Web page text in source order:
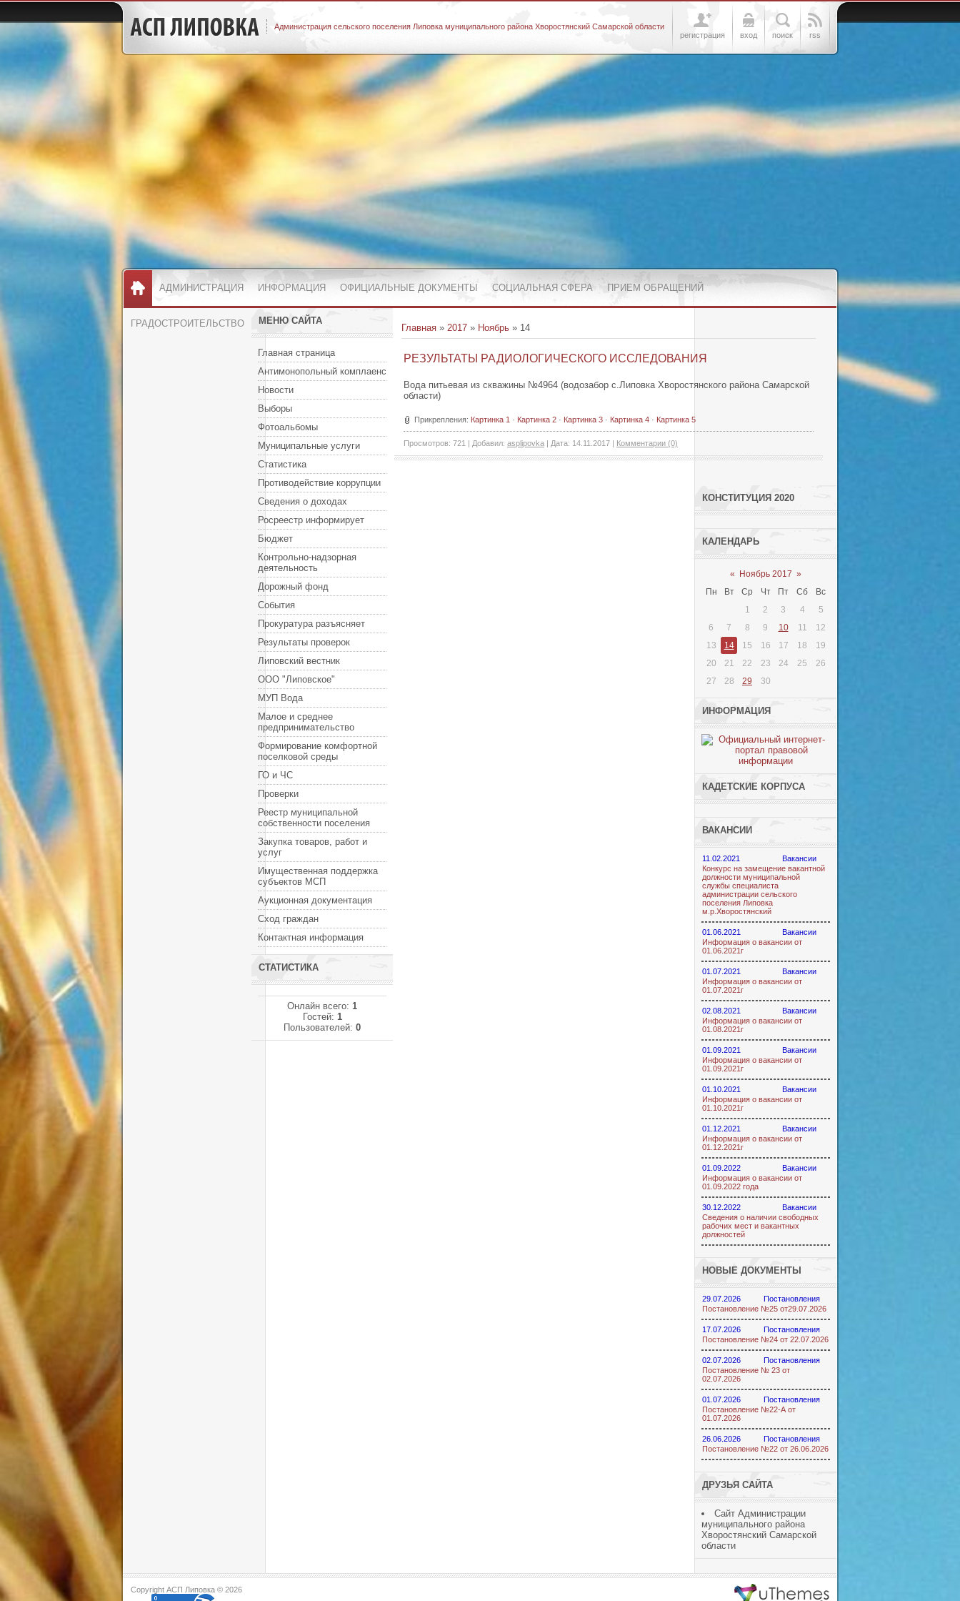
Администрация сельского поселения Липовка муниципального района Хворостянский Самарской области
регистрация
вход поиск rss
АДМИНИСТРАЦИЯ ИНФОРМАЦИЯ ОФИЦИАЛЬНЫЕ ДОКУМЕНТЫ СОЦИАЛЬНАЯ СФЕРА ПРИЕМ ОБРАЩЕНИЙ
ГРАДОСТРОИТЕЛЬСТВО МЕНЮ САЙТА
Главная страница
Антимонопольный комплаенс
Новости
Выборы
Фотоальбомы
Муниципальные услуги
Статистика
Противодействие коррупции
Сведения о доходах
Росреестр информирует
Бюджет
Контрольно-надзорная
деятельность
Дорожный фонд
События
Прокуратура разъясняет
Результаты проверок
Липовский вестник
ООО "Липовское"
МУП Вода
Малое и среднее
предпринимательство
Формирование комфортной
поселковой среды
ГО и ЧС
Проверки
Реестр муниципальной
собственности поселения
Закупка товаров, работ и
услуг
Имущественная поддержка
субъектов МСП
Аукционная документация
Сход граждан
Контактная информация
СТАТИСТИКА
Онлайн всего: 1
Гостей: 1
Пользователей: 0
Главная » 2017 » Ноябрь » 14
РЕЗУЛЬТАТЫ РАДИОЛОГИЧЕСКОГО ИССЛЕДОВАНИЯ
Вода питьевая из скважины №4964 (водозабор с.Липовка Хворостянского района Самарской
области)
Прикрепления: Картинка 1 · Картинка 2 · Картинка 3 · Картинка 4 · Картинка 5
Просмотров: 721 | Добавил: asplipovka | Дата: 14.11.2017 | Комментарии (0)
КОНСТИТУЦИЯ 2020
КАЛЕНДАРЬ
« Ноябрь 2017 »
Пн
Вт Ср Чт Пт Сб
Вс
1
2 3 4
5
6
7 8 9 10 11
12
13
14 15 16 17 18
19
20
21 22 23 24 25
26
27
28 29 30
ИНФОРМАЦИЯ
КАДЕТСКИЕ КОРПУСА
ВАКАНСИИ
11.02.2021
Вакансии
Конкурс на замещение вакантной
должности муниципальной
службы специалиста
администрации сельского
поселения Липовка
м.р.Хворостянский
01.06.2021
Вакансии
Информация о вакансии от
01.06.2021г
01.07.2021
Вакансии
Информация о вакансии от
01.07.2021г
02.08.2021
Вакансии
Информация о вакансии от
01.08.2021г
01.09.2021
Вакансии
Информация о вакансии от
01.09.2021г
01.10.2021
Вакансии
Информация о вакансии от
01.10.2021г
01.12.2021
Вакансии
Информация о вакансии от
01.12.2021г
01.09.2022
Вакансии
Информация о вакансии от
01.09.2022 года
30.12.2022
Вакансии
Сведения о наличии свободных
рабочих мест и вакантных
должностей
НОВЫЕ ДОКУМЕНТЫ
29.07.2026
Постановления
Постановление №25 от29.07.2026
17.07.2026
Постановления
Постановление №24 от 22.07.2026
02.07.2026
Постановления
Постановление № 23 от
02.07.2026
01.07.2026
Постановления
Постановление №22-А от
01.07.2026
26.06.2026
Постановления
Постановление №22 от 26.06.2026
ДРУЗЬЯ САЙТА
Сайт Администрации
муниципального района
Хворостянский Самарской
области
Copyright АСП Липовка © 2026